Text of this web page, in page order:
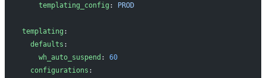
    templating_config
: PROD
templating :
  defaults
:
    wh_auto_suspend
: 60
  configurations
: